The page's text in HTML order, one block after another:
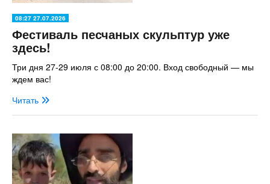
08:27 27.07.2026
Фестиваль песчаных скульптур уже
здесь!
Три дня 27-29 июля с 08:00 до 20:00. Вход свободный — мы
ждем вас!
Читать